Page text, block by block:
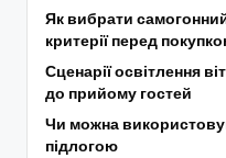
Як вибрати
критерії перед
Сценарії освітлення
до прийому гостей
Чи можна
підлогою